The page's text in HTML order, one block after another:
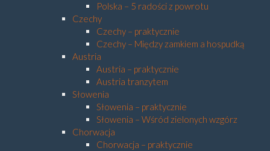
Polska – 5 radości z powrotu
Czechy
Czechy – praktycznie
Czechy – Między zamkiem a hospudką
Austria
Austria – praktycznie
Austria tranzytem
Słowenia
Słowenia – praktycznie
Słowenia – Wśród zielonych wzgórz
Chorwacja
Chorwacja – praktycznie